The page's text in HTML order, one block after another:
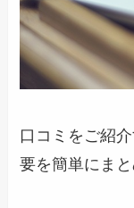
口コミをご紹
要を簡単にまと